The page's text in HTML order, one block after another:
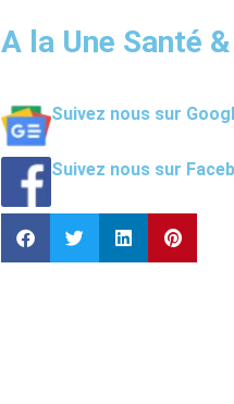
A la Une Santé
Suivez nous sur
Suivez nous sur